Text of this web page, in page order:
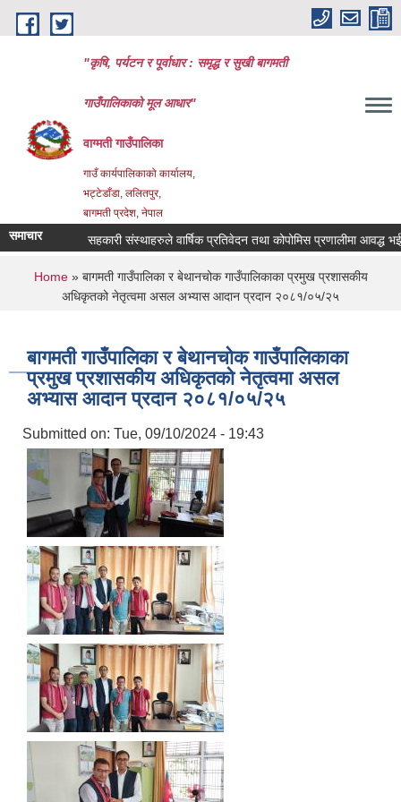
Skip to main content
"कृषि, पर्यटन र पूर्वाधार : समृद्ध र सुखी बागमती
गाउँपालिकाको मूल आधार"
वाग्मती गाउँपालिका
गाउँ कार्यपालिकाको कार्यालय,
भट्टेडाँडा, ललितपुर,
बागमती प्रदेश, नेपाल
समाचार सहकारी संस्थाहरुले वार्षिक प्रतिवेदन तथा कोपोमिस प्रणालीमा आवद्ध भई
You are here
Home» बागमती गाउँपालिका र बेथानचोक गाउँपालिकाका प्रमुख प्रशासकीय
अधिकृतको नेतृत्वमा असल अभ्यास आदान प्रदान २०८१/०५/२५
बागमती गाउँपालिका र बेथानचोक गाउँपालिकाका
प्रमुख प्रशासकीय अधिकृतको नेतृत्वमा असल
अभ्यास आदान प्रदान २०८१/०५/२५
Submitted on: Tue, 09/10/2024 - 19:43